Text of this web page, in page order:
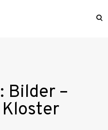
Bilder –